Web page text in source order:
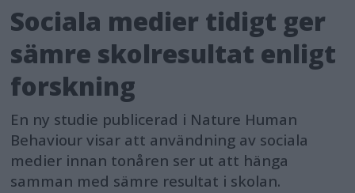
Sociala medier tidigt ger
sämre skolresultat enligt
forskning
En ny studie publicerad i Nature Human
Behaviour visar att användning av sociala
medier innan tonåren ser ut att hänga
samman med sämre resultat i skolan.